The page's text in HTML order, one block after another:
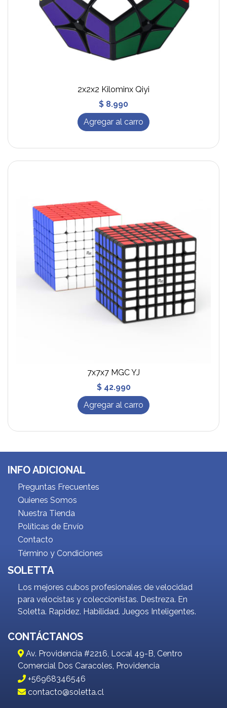
2x2x2 Kilominx Qiyi
$ 8.990
Agregar al carro
7x7x7 MGC YJ
$ 42.990
Agregar al carro
INFO ADICIONAL
Preguntas Frecuentes
Quienes Somos
Nuestra Tienda
Políticas de Envío
Contacto
Término y Condiciones
SOLETTA
Los mejores cubos profesionales de velocidad
para velocistas y coleccionistas. Destreza. En
Soletta. Rapidez. Habilidad. Juegos Inteligentes.
CONTÁCTANOS
Av. Providencia #2216, Local 49-B, Centro
Comercial Dos Caracoles, Providencia
+56968346546
contacto@soletta.cl